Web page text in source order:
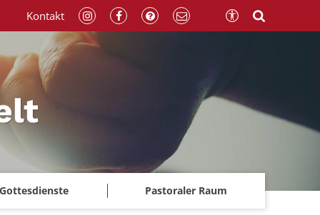
Gottesdienste Pastoraler Raum
Kontakt